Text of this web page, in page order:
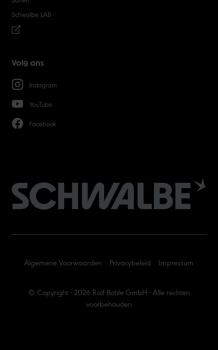
Schwalbe LAB
Volg ons
Instagram
YouTube
Facebook
© Copyright - 2026 Ralf Bohle GmbH - Alle rechten
voorbehouden
Algemene Voorwaarden Privacybeleid Impressum